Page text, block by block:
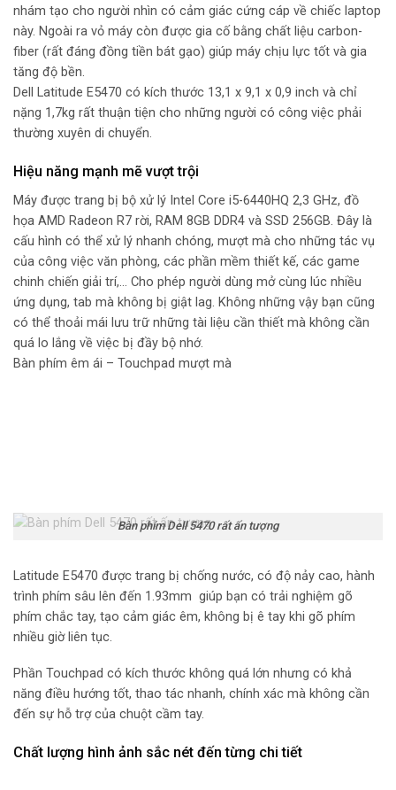
nhám tạo cho người nhìn có cảm giác cứng cáp về chiếc laptop
này. Ngoài ra vỏ máy còn được gia cố bằng chất liệu carbon-
fiber (rất đáng đồng tiền bát gạo) giúp máy chịu lực tốt và gia
tăng độ bền.
Dell Latitude E5470 có kích thước 13,1 x 9,1 x 0,9 inch và chỉ
nặng 1,7kg rất thuận tiện cho những người có công việc phải
thường xuyên di chuyển.
Hiệu năng mạnh mẽ vượt trội
Máy được trang bị bộ xử lý Intel Core i5-6440HQ 2,3 GHz, đồ
họa AMD Radeon R7 rời, RAM 8GB DDR4 và SSD 256GB. Đây là
cấu hình có thể xử lý nhanh chóng, mượt mà cho những tác vụ
của công việc văn phòng, các phần mềm thiết kế, các game
chinh chiến giải trí,… Cho phép người dùng mở cùng lúc nhiều
ứng dụng, tab mà không bị giật lag. Không những vậy bạn cũng
có thể thoải mái lưu trữ những tài liệu cần thiết mà không cần
quá lo lắng về việc bị đầy bộ nhớ.
Bàn phím êm ái – Touchpad mượt mà
Bàn phím Dell 5470 rất ấn tượng
Latitude E5470 được trang bị chống nước, có độ nảy cao, hành
trình phím sâu lên đến 1.93mm giúp bạn có trải nghiệm gõ
phím chắc tay, tạo cảm giác êm, không bị ê tay khi gõ phím
nhiều giờ liên tục.
Phần Touchpad có kích thước không quá lớn nhưng có khả
năng điều hướng tốt, thao tác nhanh, chính xác mà không cần
đến sự hỗ trợ của chuột cầm tay.
Chất lượng hình ảnh sắc nét đến từng chi tiết